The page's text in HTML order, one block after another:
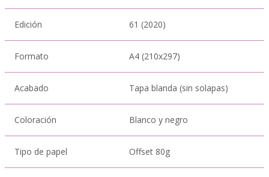
Edición 61 (2020)
Formato A4 (210x297)
Acabado Tapa blanda (sin solapas)
Coloración Blanco y negro
Tipo de papel Offset 80g